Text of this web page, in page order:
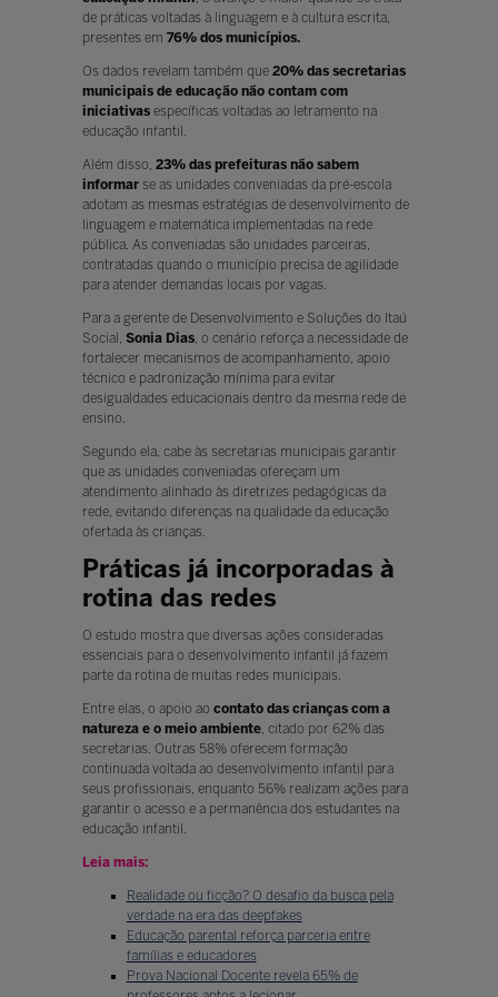
de práticas voltadas à linguagem e à cultura escrita,
presentes em 76% dos municípios.
Os dados revelam também que 20% das secretarias
municipais de educação não contam com
iniciativas específicas voltadas ao letramento na
educação infantil.
Além disso, 23% das prefeituras não sabem
informarse as unidades conveniadas da pré-escola
adotam as mesmas estratégias de desenvolvimento de
linguagem e matemática implementadas na rede
pública. As conveniadas são unidades parceiras,
contratadas quando o município precisa de agilidade
para atender demandas locais por vagas.
Para a gerente de Desenvolvimento e Soluções do Itaú
Social, Sonia Dias, o cenário reforça a necessidade de
fortalecer mecanismos de acompanhamento, apoio
técnico e padronização mínima para evitar
desigualdades educacionais dentro da mesma rede de
ensino.
Segundo ela, cabe às secretarias municipais garantir
que as unidades conveniadas ofereçam um
atendimento alinhado às diretrizes pedagógicas da
rede, evitando diferenças na qualidade da educação
ofertada às crianças.
Práticas já incorporadas à
rotina das redes
O estudo mostra que diversas ações consideradas
essenciais para o desenvolvimento infantil já fazem
parte da rotina de muitas redes municipais.
Entre elas, o apoio ao contato das crianças com a
natureza e o meio ambiente, citado por 62% das
secretarias. Outras 58% oferecem formação
continuada voltada ao desenvolvimento infantil para
seus profissionais, enquanto 56% realizam ações para
garantir o acesso e a permanência dos estudantes na
educação infantil.
Leia mais:
Realidade ou ficção? O desafio da busca pela
verdade na era das deepfakes
Educação parental reforça parceria entre
famílias e educadores
Prova Nacional Docente revela 65% de